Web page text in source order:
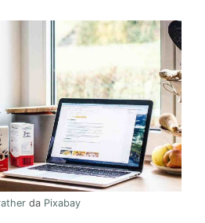
da Pixabay